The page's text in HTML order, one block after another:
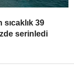
39
serinledi